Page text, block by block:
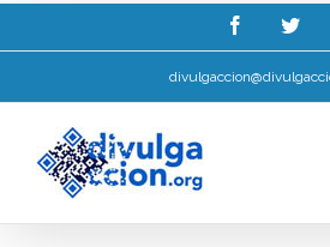
Esta web utiliza cookies para mellorar a